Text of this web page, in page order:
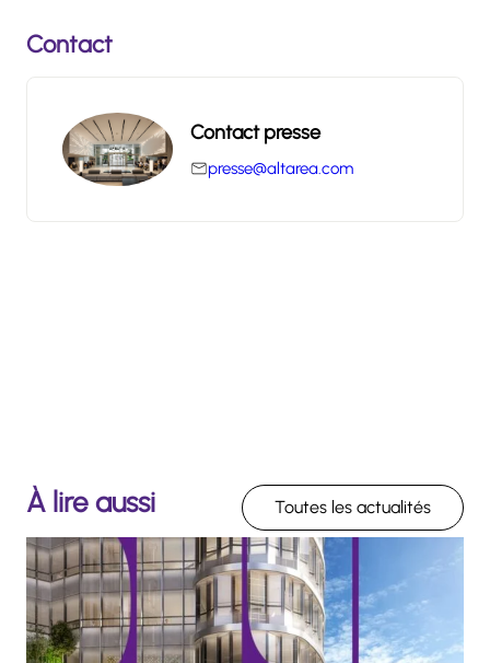
Contact
Contact presse
presse@altarea.com
À lire aussi Toutes les actualités